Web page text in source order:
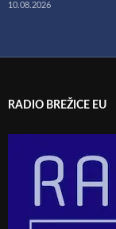
10.08.2026
RADIO BREŽICE EU